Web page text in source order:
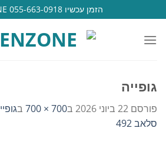
to
content
הזמן עכשיו 055-663-0918 MENZONE
גופייה
פורסם 22 ביוני 2026 ב700 × 700 ב
סלאב 492